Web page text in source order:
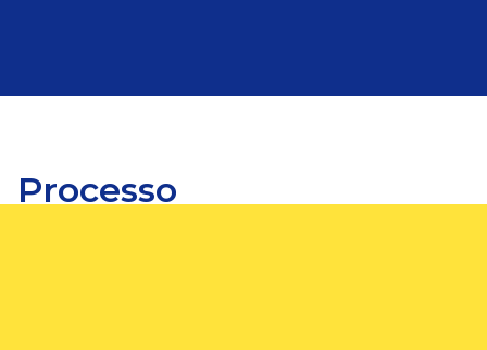
Processo